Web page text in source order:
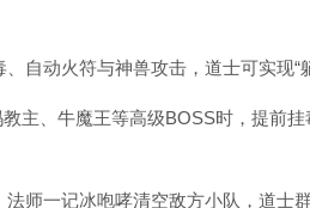
动火符与神兽攻击，道士可实现“
、牛魔王等高级BOSS时，提前挂
一记冰咆哮清空敌方小队，道士